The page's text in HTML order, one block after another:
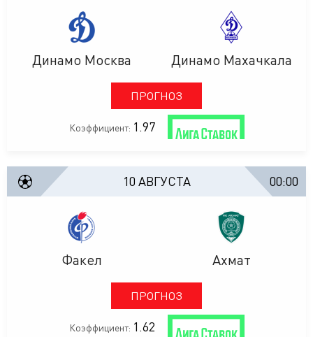
Динамо Москва
ПРОГНОЗ
Динамо Махачкала
Коэффициент: 1.97
10 АВГУСТА 00:00
Факел
ПРОГНОЗ
Ахмат
Коэффициент: 1.62